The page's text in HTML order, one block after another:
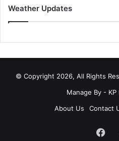
Weather Updates
© Copyright 2026, All Rights
Manage By -
About Us
Contact